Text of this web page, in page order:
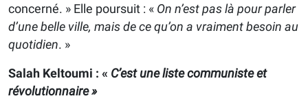
concerné. » Elle poursuit : « On n’est pas là pour parler
d’une belle ville, mais de ce qu’on a vraiment besoin au
quotidien. »
Salah Keltoumi : « C’est une liste communiste et
révolutionnaire »